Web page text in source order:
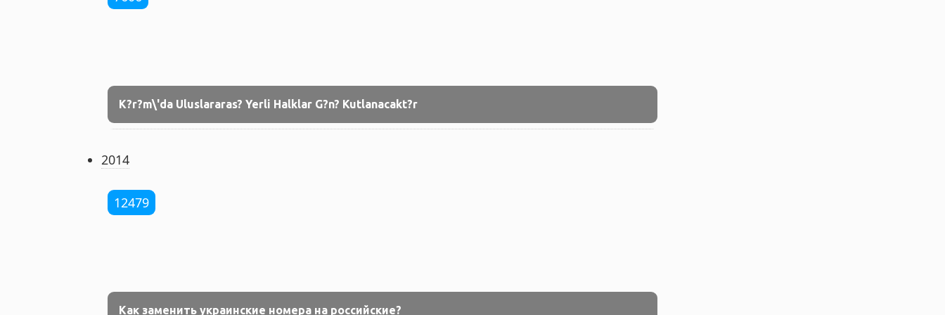
K?r?m\'da Uluslararas? Yerli Halklar G?n? Kutlanacakt?r
2014
12479
Как заменить украинские номера на российские?